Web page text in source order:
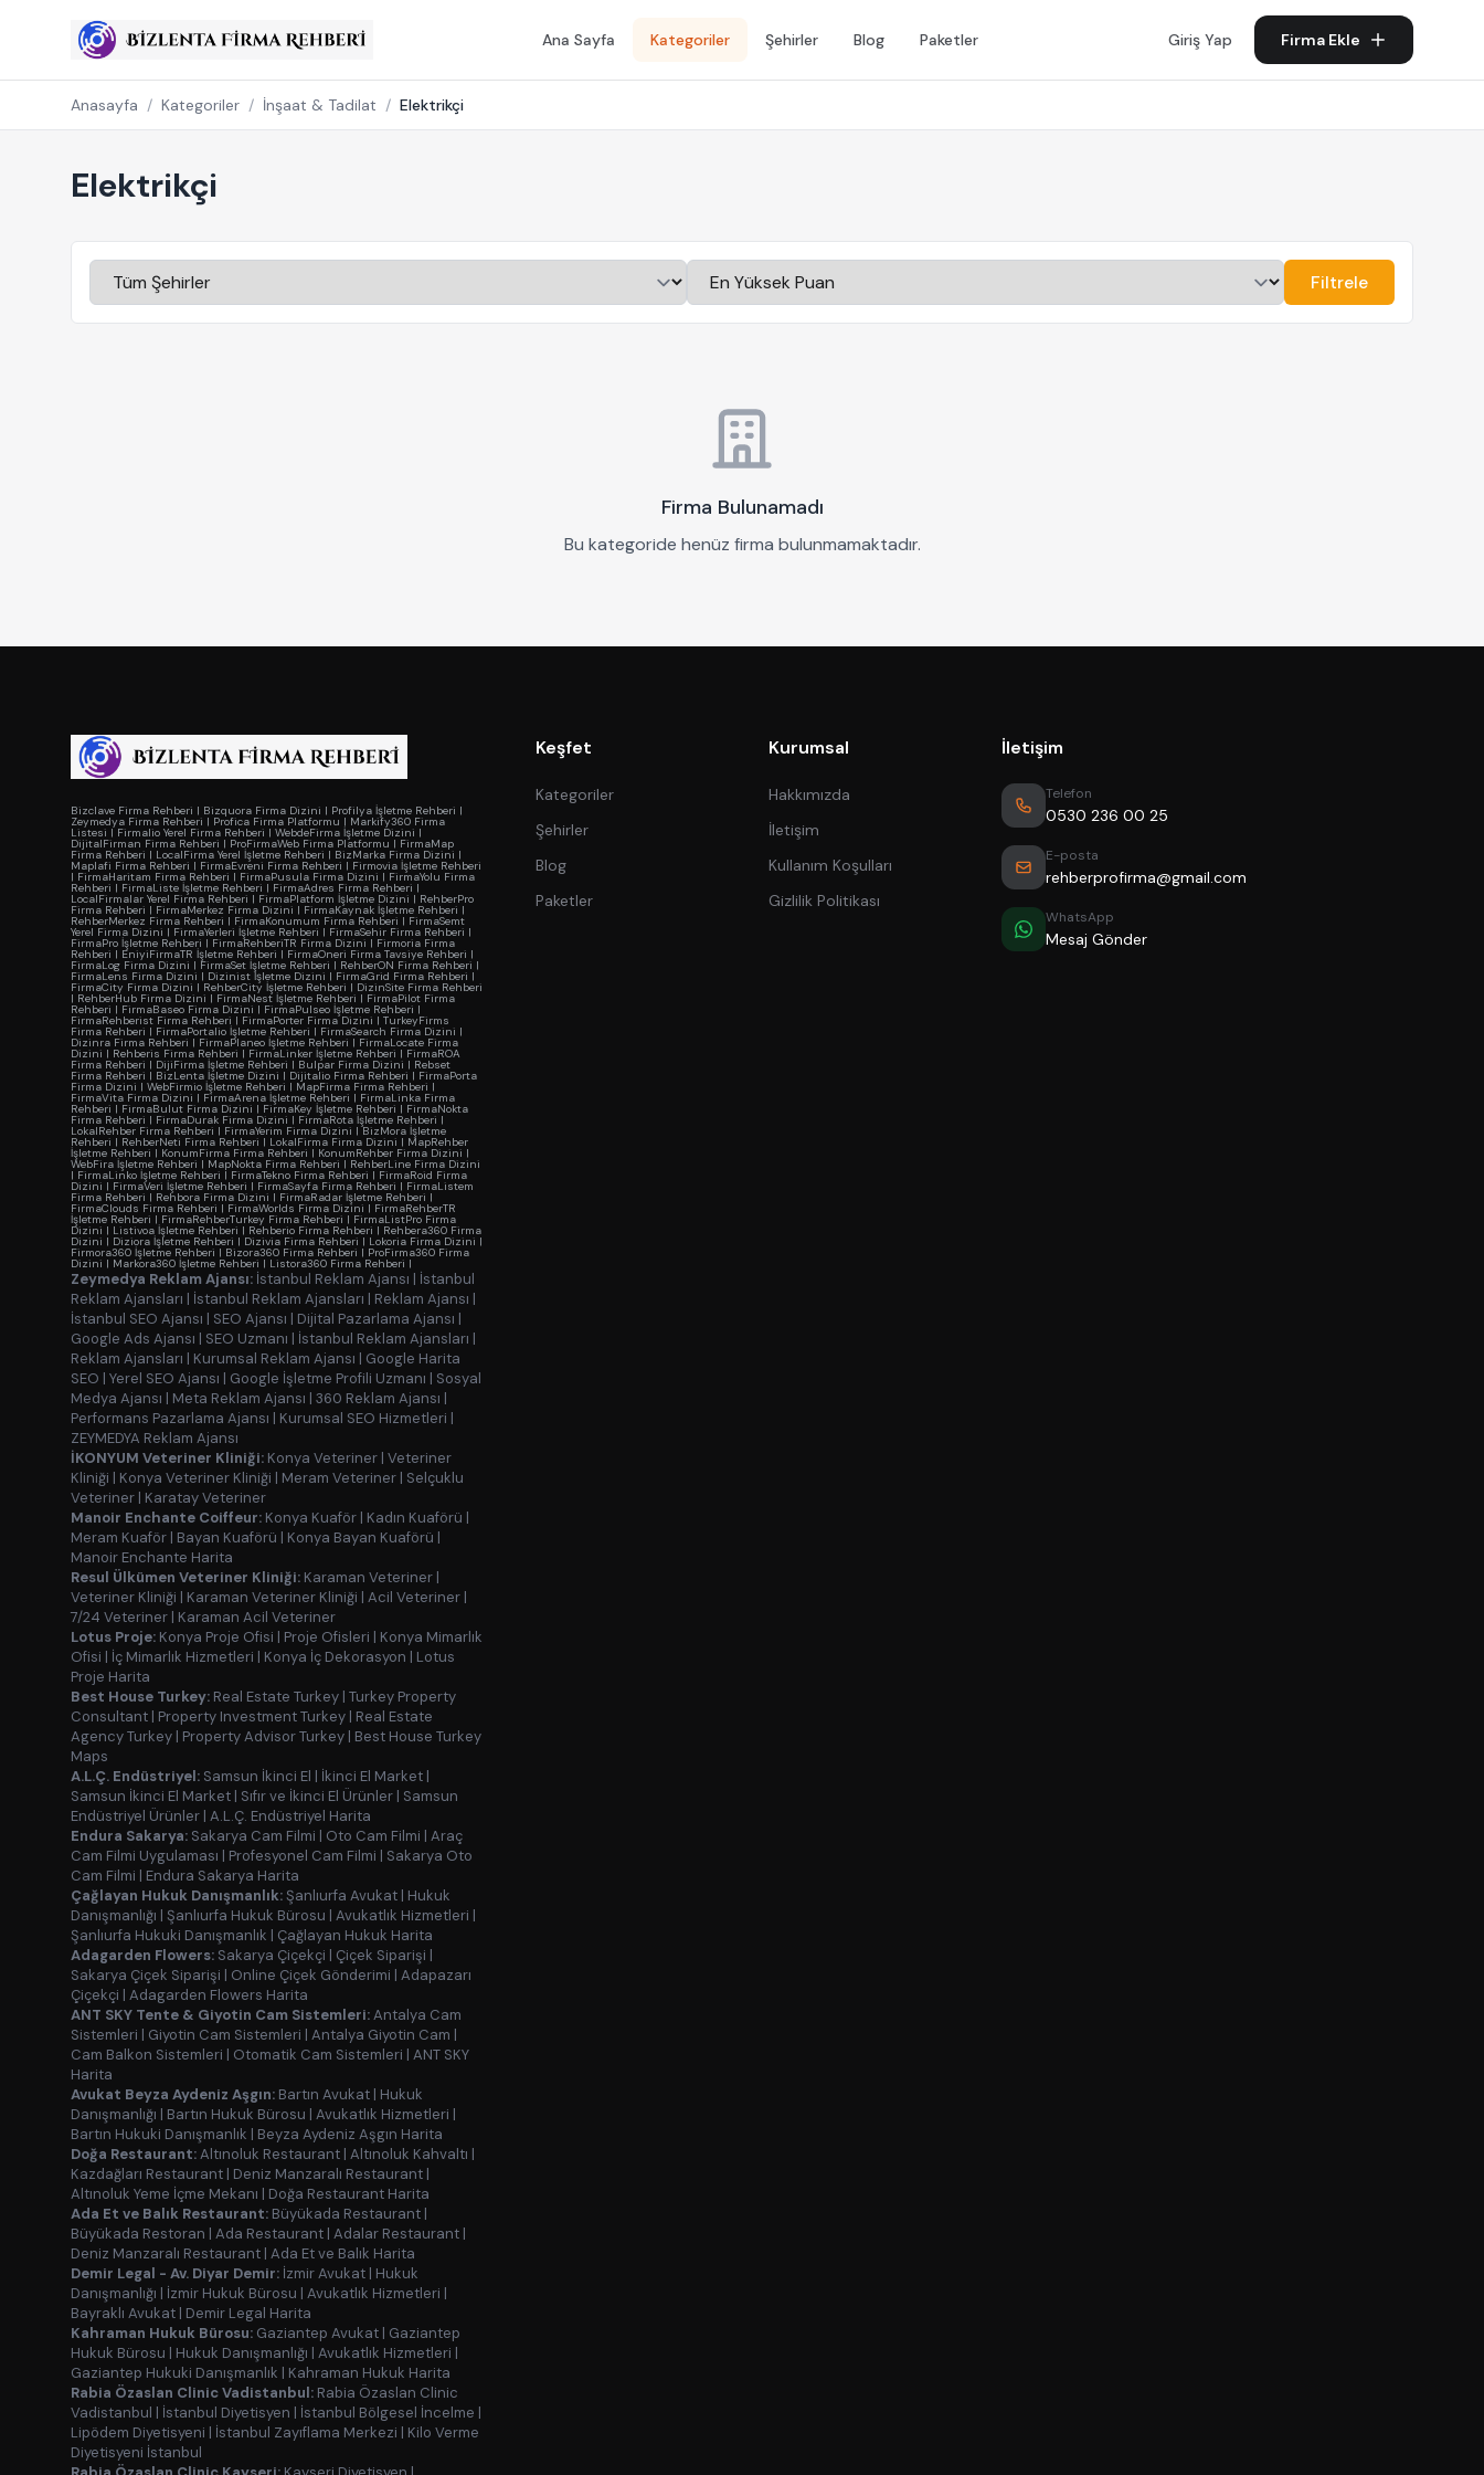
Ana Sayfa Kategoriler Şehirler Blog Paketler Giriş Yap Firma Ekle
Anasayfa / Kategoriler / İnşaat & Tadilat / Elektrikçi
Elektrikçi
Filtrele
Firma Bulunamadı
Bu kategoride henüz firma bulunmamaktadır.
Bizclave Firma Rehberi | Bizquora Firma Dizini | Profilya İşletme Rehberi |
Zeymedya Firma Rehberi | Profica Firma Platformu | Markify360 Firma
Listesi | Firmalio Yerel Firma Rehberi | WebdeFirma İşletme Dizini |
DijitalFirman Firma Rehberi | ProFirmaWeb Firma Platformu | FirmaMap
Firma Rehberi | LocalFirma Yerel İşletme Rehberi | BizMarka Firma Dizini |
Maplafi Firma Rehberi | FirmaEvreni Firma Rehberi | Firmovia İşletme Rehberi
| FirmaHaritam Firma Rehberi | FirmaPusula Firma Dizini | FirmaYolu Firma
Rehberi | FirmaListe İşletme Rehberi | FirmaAdres Firma Rehberi |
LocalFirmalar Yerel Firma Rehberi | FirmaPlatform İşletme Dizini | RehberPro
Firma Rehberi | FirmaMerkez Firma Dizini | FirmaKaynak İşletme Rehberi |
RehberMerkez Firma Rehberi | FirmaKonumum Firma Rehberi | FirmaSemt
Yerel Firma Dizini | FirmaYerleri İşletme Rehberi | FirmaSehir Firma Rehberi |
FirmaPro İşletme Rehberi | FirmaRehberiTR Firma Dizini | Firmoria Firma
Rehberi | EniyiFirmaTR İşletme Rehberi | FirmaOneri Firma Tavsiye Rehberi |
FirmaLog Firma Dizini | FirmaSet İşletme Rehberi | RehberON Firma Rehberi |
FirmaLens Firma Dizini | Dizinist İşletme Dizini | FirmaGrid Firma Rehberi |
FirmaCity Firma Dizini | RehberCity İşletme Rehberi | DizinSite Firma Rehberi
| RehberHub Firma Dizini | FirmaNest İşletme Rehberi | FirmaPilot Firma
Rehberi | FirmaBaseo Firma Dizini | FirmaPulseo İşletme Rehberi |
FirmaRehberist Firma Rehberi | FirmaPorter Firma Dizini | TurkeyFirms
Firma Rehberi | FirmaPortalio İşletme Rehberi | FirmaSearch Firma Dizini |
Dizinra Firma Rehberi | FirmaPlaneo İşletme Rehberi | FirmaLocate Firma
Dizini | Rehberis Firma Rehberi | FirmaLinker İşletme Rehberi | FirmaROA
Firma Rehberi | DijiFirma İşletme Rehberi | Bulpar Firma Dizini | Rebset
Firma Rehberi | BizLenta İşletme Dizini | Dijitalio Firma Rehberi | FirmaPorta
Firma Dizini | WebFirmio İşletme Rehberi | MapFirma Firma Rehberi |
FirmaVita Firma Dizini | FirmaArena İşletme Rehberi | FirmaLinka Firma
Rehberi | FirmaBulut Firma Dizini | FirmaKey İşletme Rehberi | FirmaNokta
Firma Rehberi | FirmaDurak Firma Dizini | FirmaRota İşletme Rehberi |
LokalRehber Firma Rehberi | FirmaYerim Firma Dizini |BizMora İşletme
Rehberi | RehberNeti Firma Rehberi | LokalFirma Firma Dizini | MapRehber
İşletme Rehberi | KonumFirma Firma Rehberi | KonumRehber Firma Dizini |
WebFira İşletme Rehberi | MapNokta Firma Rehberi | RehberLine Firma Dizini
| FirmaLinko İşletme Rehberi | FirmaTekno Firma Rehberi | FirmaRoid Firma
Dizini | FirmaVeri İşletme Rehberi | FirmaSayfa Firma Rehberi | FirmaListem
Firma Rehberi | Rehbora Firma Dizini | FirmaRadar İşletme Rehberi |
FirmaClouds Firma Rehberi | FirmaWorlds Firma Dizini | FirmaRehberTR
İşletme Rehberi | FirmaRehberTurkey Firma Rehberi | FirmaListPro Firma
Dizini | Listivoa İşletme Rehberi | Rehberio Firma Rehberi | Rehbera360 Firma
Dizini | Diziora İşletme Rehberi | Dizivia Firma Rehberi | Lokoria Firma Dizini |
Firmora360 İşletme Rehberi | Bizora360 Firma Rehberi | ProFirma360 Firma
Dizini | Markora360 İşletme Rehberi | Listora360 Firma Rehberi |
Zeymedya Reklam Ajansı: İstanbul Reklam Ajansı | İstanbul
Reklam Ajansları | İstanbul Reklam Ajansları | Reklam Ajansı |
İstanbul SEO Ajansı | SEO Ajansı | Dijital Pazarlama Ajansı |
Google Ads Ajansı | SEO Uzmanı | İstanbul Reklam Ajansları |
Reklam Ajansları | Kurumsal Reklam Ajansı | Google Harita
SEO | Yerel SEO Ajansı | Google İşletme Profili Uzmanı | Sosyal
Medya Ajansı | Meta Reklam Ajansı | 360 Reklam Ajansı |
Performans Pazarlama Ajansı | Kurumsal SEO Hizmetleri |
ZEYMEDYA Reklam Ajansı
İKONYUM Veteriner Kliniği: Konya Veteriner | Veteriner
Kliniği | Konya Veteriner Kliniği | Meram Veteriner | Selçuklu
Veteriner | Karatay Veteriner
Manoir Enchante Coiffeur: Konya Kuaför | Kadın Kuaförü |
Meram Kuaför | Bayan Kuaförü | Konya Bayan Kuaförü |
Manoir Enchante Harita
Resul Ülkümen Veteriner Kliniği: Karaman Veteriner |
Veteriner Kliniği | Karaman Veteriner Kliniği | Acil Veteriner |
7/24 Veteriner | Karaman Acil Veteriner
Lotus Proje: Konya Proje Ofisi | Proje Ofisleri | Konya Mimarlık
Ofisi | İç Mimarlık Hizmetleri | Konya İç Dekorasyon | Lotus
Proje Harita
Best House Turkey: Real Estate Turkey | Turkey Property
Consultant | Property Investment Turkey | Real Estate
Agency Turkey | Property Advisor Turkey | Best House Turkey
Maps
A.L.Ç. Endüstriyel: Samsun İkinci El | İkinci El Market |
Samsun İkinci El Market | Sıfır ve İkinci El Ürünler | Samsun
Endüstriyel Ürünler | A.L.Ç. Endüstriyel Harita
Endura Sakarya: Sakarya Cam Filmi | Oto Cam Filmi | Araç
Cam Filmi Uygulaması | Profesyonel Cam Filmi | Sakarya Oto
Cam Filmi | Endura Sakarya Harita
Çağlayan Hukuk Danışmanlık:Şanlıurfa Avukat | Hukuk
Danışmanlığı | Şanlıurfa Hukuk Bürosu | Avukatlık Hizmetleri |
Şanlıurfa Hukuki Danışmanlık | Çağlayan Hukuk Harita
Adagarden Flowers: Sakarya Çiçekçi | Çiçek Siparişi |
Sakarya Çiçek Siparişi | Online Çiçek Gönderimi | Adapazarı
Çiçekçi | Adagarden Flowers Harita
ANT SKY Tente & Giyotin Cam Sistemleri:Antalya Cam
Sistemleri | Giyotin Cam Sistemleri | Antalya Giyotin Cam |
Cam Balkon Sistemleri | Otomatik Cam Sistemleri | ANT SKY
Harita
Avukat Beyza Aydeniz Aşgın: Bartın Avukat | Hukuk
Danışmanlığı | Bartın Hukuk Bürosu | Avukatlık Hizmetleri |
Bartın Hukuki Danışmanlık | Beyza Aydeniz Aşgın Harita
Doğa Restaurant:Altınoluk Restaurant | Altınoluk Kahvaltı |
Kazdağları Restaurant | Deniz Manzaralı Restaurant |
Altınoluk Yeme İçme Mekanı | Doğa Restaurant Harita
Ada Et ve Balık Restaurant: Büyükada Restaurant |
Büyükada Restoran | Ada Restaurant | Adalar Restaurant |
Deniz Manzaralı Restaurant | Ada Et ve Balık Harita
Demir Legal - Av. Diyar Demir: İzmir Avukat | Hukuk
Danışmanlığı | İzmir Hukuk Bürosu | Avukatlık Hizmetleri |
Bayraklı Avukat | Demir Legal Harita
Kahraman Hukuk Bürosu: Gaziantep Avukat | Gaziantep
Hukuk Bürosu | Hukuk Danışmanlığı | Avukatlık Hizmetleri |
Gaziantep Hukuki Danışmanlık | Kahraman Hukuk Harita
Rabia Özaslan Clinic Vadistanbul: Rabia Özaslan Clinic
Vadistanbul | İstanbul Diyetisyen | İstanbul Bölgesel İncelme |
Lipödem Diyetisyeni | İstanbul Zayıflama Merkezi | Kilo Verme
Diyetisyeni İstanbul
Keşfet
Kategoriler
Şehirler
Blog
Paketler
Kurumsal
Hakkımızda
İletişim
Kullanım Koşulları
Gizlilik Politikası
İletişim
Telefon
0530 236 00 25
E-posta
rehberprofirma@gmail.com
WhatsApp
Mesaj Gönder